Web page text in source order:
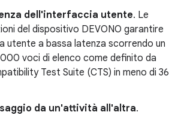
dell'interfaccia utente. Le
del dispositivo DEVONO garantire
utente a bassa latenza scorrendo un
voci di elenco come definito da
Test Suite (CTS) in meno di 36
da un'attività all'altra.